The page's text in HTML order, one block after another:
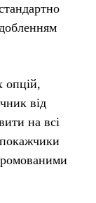
опцій,
від
на всі